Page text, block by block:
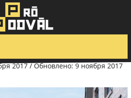
2017 / Обновлено: 9 ноября 2017